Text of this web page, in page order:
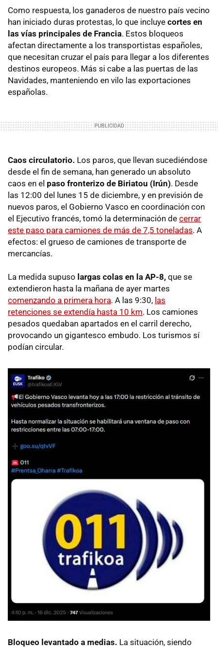
Como respuesta, los ganaderos de nuestro país vecino
han iniciado duras protestas, lo que incluye cortes en
las vías principales de Francia. Estos bloqueos
afectan directamente a los transportistas españoles,
que necesitan cruzar el país para llegar a los diferentes
destinos europeos. Más si cabe a las puertas de las
Navidades, manteniendo en vilo las exportaciones
españolas.
Caos circulatorio. Los paros, que llevan sucediéndose
desde el fin de semana, han generado un absoluto
caos en el paso fronterizo de Biriatou (Irún). Desde
las 12:00 del lunes 15 de diciembre, y en previsión de
nuevos paros, el Gobierno Vasco en coordinación con
el Ejecutivo francés, tomó la determinación de cerrar
este paso para camiones de más de 7,5 toneladas. A
efectos: el grueso de camiones de transporte de
mercancías.
La medida supuso largas colas en la AP-8, que se
extendieron hasta la mañana de ayer martes
comenzando a primera hora. A las 9:30, las
retenciones se extendía hasta 10 km. Los camiones
pesados quedaban apartados en el carril derecho,
provocando un gigantesco embudo. Los turismos sí
podían circular.
Bloqueo levantado a medias. La situación, siendo